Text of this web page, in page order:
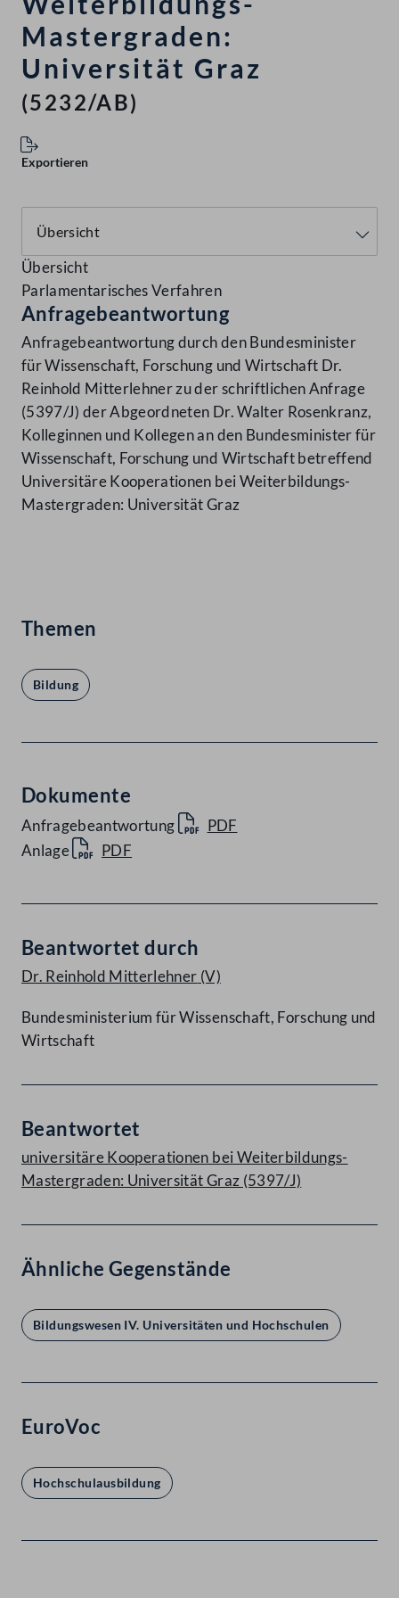
Mastergraden:
Universität Graz
(5232/AB)
Exportieren
Übersicht
Parlamentarisches Verfahren
Anfragebeantwortung
Anfragebeantwortung durch den Bundesminister
für Wissenschaft, Forschung und Wirtschaft Dr.
Reinhold Mitterlehner zu der schriftlichen Anfrage
(5397/J) der Abgeordneten Dr. Walter Rosenkranz,
Kolleginnen und Kollegen an den Bundesminister für
Wissenschaft, Forschung und Wirtschaft betreffend
Universitäre Kooperationen bei Weiterbildungs-
Mastergraden: Universität Graz
Themen
Bildung
Dokumente
Anfragebeantwortung
PDF
Anlage
PDF
Beantwortet durch
Dr. Reinhold Mitterlehner (V)
Bundesministerium für Wissenschaft, Forschung und
Wirtschaft
Beantwortet
universitäre Kooperationen bei Weiterbildungs-
Mastergraden: Universität Graz (5397/J)
Ähnliche Gegenstände
Bildungswesen IV. Universitäten und Hochschulen
EuroVoc
Hochschulausbildung